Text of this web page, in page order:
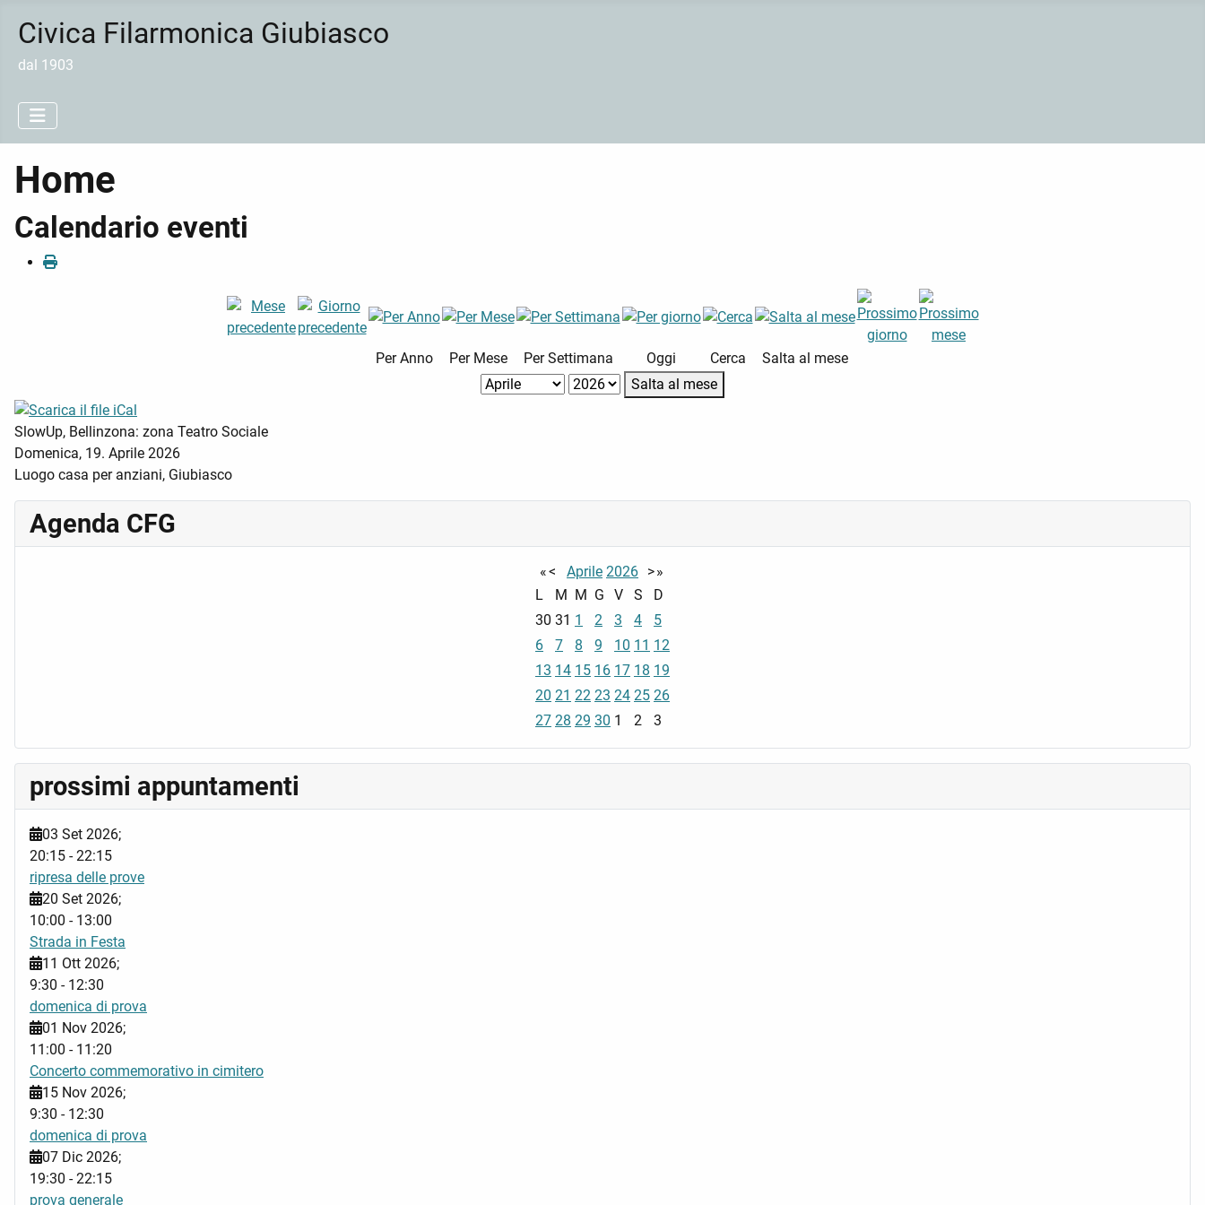
Civica Filarmonica Giubiasco
dal 1903
Home
Calendario eventi
Per Anno Per Mese Per Settimana Oggi Cerca
Salta al mese
Salta al mese
SlowUp, Bellinzona: zona Teatro Sociale
Domenica, 19. Aprile 2026
Luogo casa per anziani, Giubiasco
Agenda CFG
«< Aprile 2026 >»
L
M M G V S
D
30 31 1 2 3 4
5
6
7 8 9 10 11 12
13 14 15 16 17 18 19
20 21 22 23 24 25 26
27 28 29 30 1 2 3
prossimi appuntamenti
03 Set 2026;
20:15 -22:15
ripresa delle prove
20 Set 2026;
10:00 - 13:00
Strada in Festa
11 Ott 2026;
9:30 - 12:30
domenica di prova
01 Nov 2026;
11:00 - 11:20
Concerto commemorativo in cimitero
15 Nov 2026;
9:30 - 12:30
domenica di prova
07 Dic 2026;
19:30 -22:15
prova generale